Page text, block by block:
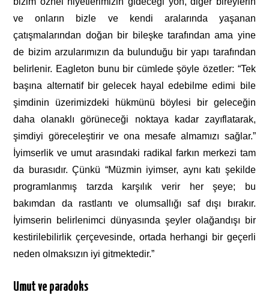
ve onların bizle ve kendi aralarında yaşanan
çatışmalarından doğan bir bileşke tarafından ama yine
de bizim arzularımızın da bulunduğu bir yapı tarafından
belirlenir. Eagleton bunu bir cümlede şöyle özetler: “Tek
başına alternatif bir gelecek hayal edebilme edimi bile
şimdinin üzerimizdeki hükmünü böylesi bir geleceğin
daha olanaklı görüneceği noktaya kadar zayıflatarak,
şimdiyi göreceleştirir ve ona mesafe almamızı sağlar.”
İyimserlik ve umut arasındaki radikal farkın merkezi tam
da burasıdır. Çünkü “Müzmin iyimser, aynı katı şekilde
programlanmış tarzda karşılık verir her şeye; bu
bakımdan da rastlantı ve olumsallığı saf dışı bırakır.
İyimserin belirlenimci dünyasında şeyler olağandışı bir
kestirilebilirlik çerçevesinde, ortada herhangi bir geçerli
neden olmaksızın iyi gitmektedir.”
Umut ve paradoks